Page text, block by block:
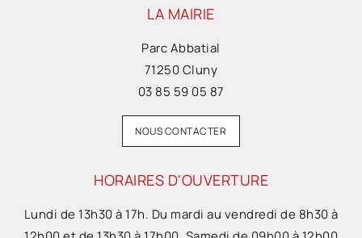
LA MAIRIE
Parc Abbatial
71250 Cluny
03 85 59 05 87
NOUS CONTACTER
HORAIRES D'OUVERTURE
Lundi de 13h30 à 17h. Du mardi au vendredi de 8h30 à